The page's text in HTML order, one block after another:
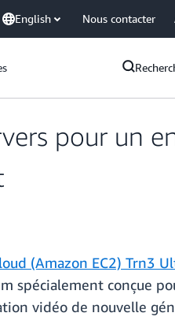
English Nous contacter
pour un
(Amazon EC2) Trn3
spécialement conçue
vidéo de nouvelle